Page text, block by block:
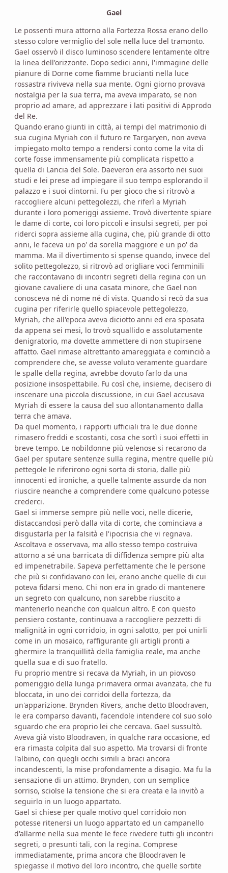
Gael
Le possenti mura attorno alla Fortezza Rossa erano dello
stesso colore vermiglio del sole nella luce del tramonto.
Gael osservò il disco luminoso scendere lentamente oltre
la linea dell'orizzonte. Dopo sedici anni, l'immagine delle
pianure di Dorne come fiamme brucianti nella luce
rossastra riviveva nella sua mente. Ogni giorno provava
nostalgia per la sua terra, ma aveva imparato, se non
proprio ad amare, ad apprezzare i lati positivi di Approdo
del Re.
Quando erano giunti in città, ai tempi del matrimonio di
sua cugina Myriah con il futuro re Targaryen, non aveva
impiegato molto tempo a rendersi conto come la vita di
corte fosse immensamente più complicata rispetto a
quella di Lancia del Sole. Daeveron era assorto nei suoi
studi e lei prese ad impiegare il suo tempo esplorando il
palazzo e i suoi dintorni. Fu per gioco che si ritrovò a
raccogliere alcuni pettegolezzi, che riferì a Myriah
durante i loro pomeriggi assieme. Trovò divertente spiare
le dame di corte, coi loro piccoli e insulsi segreti, per poi
riderci sopra assieme alla cugina, che, più grande di otto
anni, le faceva un po' da sorella maggiore e un po' da
mamma. Ma il divertimento si spense quando, invece del
solito pettegolezzo, si ritrovò ad origliare voci femminili
che raccontavano di incontri segreti della regina con un
giovane cavaliere di una casata minore, che Gael non
conosceva né di nome né di vista. Quando si recò da sua
cugina per riferirle quello spiacevole pettegolezzo,
Myriah, che all'epoca aveva diciotto anni ed era sposata
da appena sei mesi, lo trovò squallido e assolutamente
denigratorio, ma dovette ammettere di non stupirsene
affatto. Gael rimase altrettanto amareggiata e cominciò a
comprendere che, se avesse voluto veramente guardare
le spalle della regina, avrebbe dovuto farlo da una
posizione insospettabile. Fu così che, insieme, decisero di
inscenare una piccola discussione, in cui Gael accusava
Myriah di essere la causa del suo allontanamento dalla
terra che amava.
Da quel momento, i rapporti ufficiali tra le due donne
rimasero freddi e scostanti, cosa che sortì i suoi effetti in
breve tempo. Le nobildonne più velenose si recarono da
Gael per sputare sentenze sulla regina, mentre quelle più
pettegole le riferirono ogni sorta di storia, dalle più
innocenti ed ironiche, a quelle talmente assurde da non
riuscire neanche a comprendere come qualcuno potesse
crederci.
Gael si immerse sempre più nelle voci, nelle dicerie,
distaccandosi però dalla vita di corte, che cominciava a
disgustarla per la falsità e l'ipocrisia che vi regnava.
Ascoltava e osservava, ma allo stesso tempo costruiva
attorno a sé una barricata di diffidenza sempre più alta
ed impenetrabile. Sapeva perfettamente che le persone
che più si confidavano con lei, erano anche quelle di cui
poteva fidarsi meno. Chi non era in grado di mantenere
un segreto con qualcuno, non sarebbe riuscito a
mantenerlo neanche con qualcun altro. E con questo
pensiero costante, continuava a raccogliere pezzetti di
malignità in ogni corridoio, in ogni salotto, per poi unirli
come in un mosaico, raffigurante gli artigli pronti a
ghermire la tranquillità della famiglia reale, ma anche
quella sua e di suo fratello.
Fu proprio mentre si recava da Myriah, in un piovoso
pomeriggio della lunga primavera ormai avanzata, che fu
bloccata, in uno dei corridoi della fortezza, da
un'apparizione. Brynden Rivers, anche detto Bloodraven,
le era comparso davanti, facendole intendere col suo solo
sguardo che era proprio lei che cercava. Gael sussultò.
Aveva già visto Bloodraven, in qualche rara occasione, ed
era rimasta colpita dal suo aspetto. Ma trovarsi di fronte
l'albino, con quegli occhi simili a braci ancora
incandescenti, la mise profondamente a disagio. Ma fu la
sensazione di un attimo. Brynden, con un semplice
sorriso, sciolse la tensione che si era creata e la invitò a
seguirlo in un luogo appartato.
Gael si chiese per quale motivo quel corridoio non
potesse ritenersi un luogo appartato ed un campanello
d'allarme nella sua mente le fece rivedere tutti gli incontri
segreti, o presunti tali, con la regina. Comprese
immediatamente, prima ancora che Bloodraven le
spiegasse il motivo del loro incontro, che quelle sortite